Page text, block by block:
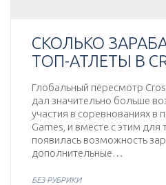
СКОЛЬКО
ТОП-АТЛЕТЫ В
Глобальный пересмотр
дал значительно больше
участия в соревнованиях в
Games, и вместе с этим
появилась возможность
дополнительные…
БЕЗ РУБРИКИ